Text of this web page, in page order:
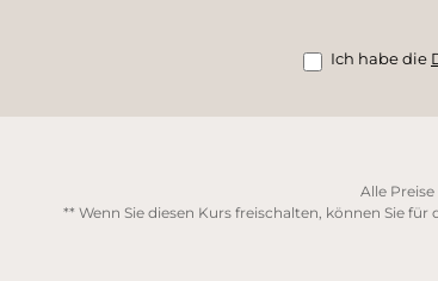
Ich habe die
Alle
** Wenn Sie diesen Kurs freischalten, können Sie